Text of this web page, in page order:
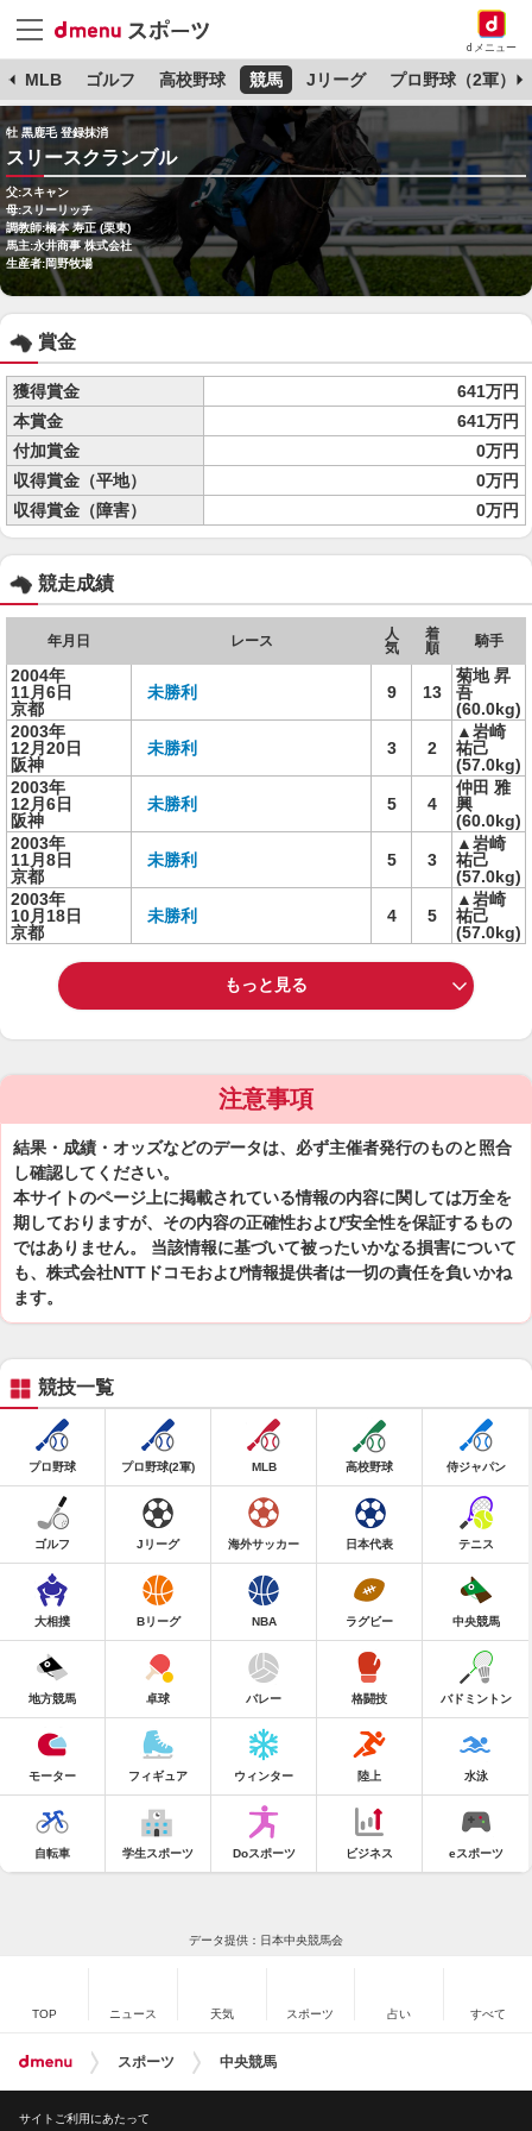
dメニュー
MLB ゴルフ 高校野球 競馬 Jリーグ プロ野球（2軍）
牡 黒鹿毛 登録抹消
スリースクランブル
父:スキャン
母:スリーリッチ
調教師:橋本 寿正 (栗東)
馬主:永井商事 株式会社
生産者:岡野牧場
賞金
獲得賞金
641万円
本賞金
641万円
付加賞金
0万円
収得賞金（平地）
0万円
収得賞金（障害）
0万円
競走成績
年月日 レース
人
気
着
順
騎手
2004年
11月6日
京都
未勝利 9 13
菊地 昇
吾
(60.0kg)
2003年
12月20日
阪神
未勝利 3 2
▲岩崎
祐己
(57.0kg)
2003年
12月6日
阪神
未勝利 5 4
仲田 雅
興
(60.0kg)
2003年
11月8日
京都
未勝利 5 3
▲岩崎
祐己
(57.0kg)
2003年
10月18日
京都
未勝利 4 5
▲岩崎
祐己
(57.0kg)
もっと見る
注意事項
結果・成績・オッズなどのデータは、必ず主催者発行のものと照合
し確認してください。
本サイトのページ上に掲載されている情報の内容に関しては万全を
期しておりますが、その内容の正確性および安全性を保証するもの
ではありません。 当該情報に基づいて被ったいかなる損害について
も、株式会社NTTドコモおよび情報提供者は一切の責任を負いかね
ます。
競技一覧
プロ野球 プロ野球(2軍) MLB 高校野球 侍ジャパン
ゴルフ Jリーグ 海外サッカー 日本代表 テニス
大相撲 Bリーグ NBA ラグビー 中央競馬
地方競馬 卓球 バレー 格闘技 バドミントン
モーター フィギュア ウィンター 陸上 水泳
自転車 学生スポーツ Doスポーツ ビジネス eスポーツ
データ提供：日本中央競馬会
TOP ニュース 天気 スポーツ 占い すべて
スポーツ 中央競馬
サイトご利用にあたって